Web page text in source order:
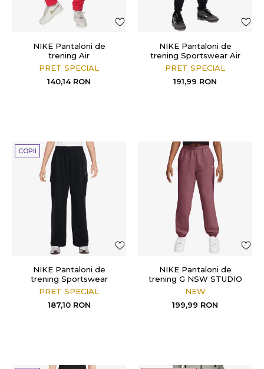
NIKE Pantaloni de
trening Air
PRET SPECIAL
140,14 RON
NIKE Pantaloni de
trening Sportswear Air
Club Fleece
PRET SPECIAL
191,99 RON
COPII
NIKE Pantaloni de
trening Sportswear
PRET SPECIAL
187,10 RON
NIKE Pantaloni de
trening G NSW STUDIO
FLC LOOSE PNT LBR
NEW
199,99 RON